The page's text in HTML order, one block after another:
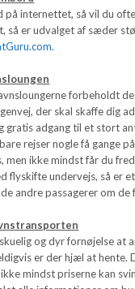
på internettet, så vil du
så er udvalget af sæder
forbeholdt
der skal skaffe dig
gratis adgang til et stort
rejser nogle få gange
men ikke mindst får du
flyskifte undervejs, så er
andre passagerer om de
og dyr fornøjelse at
er der hjæl at
mindst priserne kan